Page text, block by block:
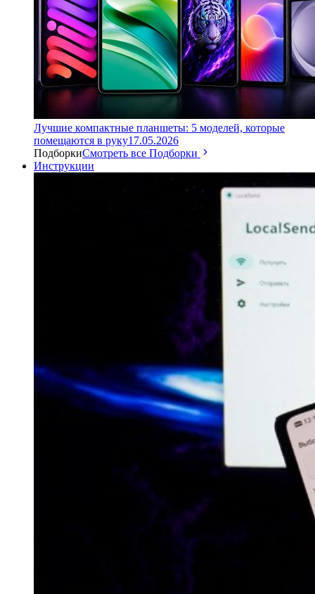
Лучшие компактные планшеты: 5 моделей, которые
помещаются в руку17.05.2026
ПодборкиСмотреть все Подборки
Инструкции